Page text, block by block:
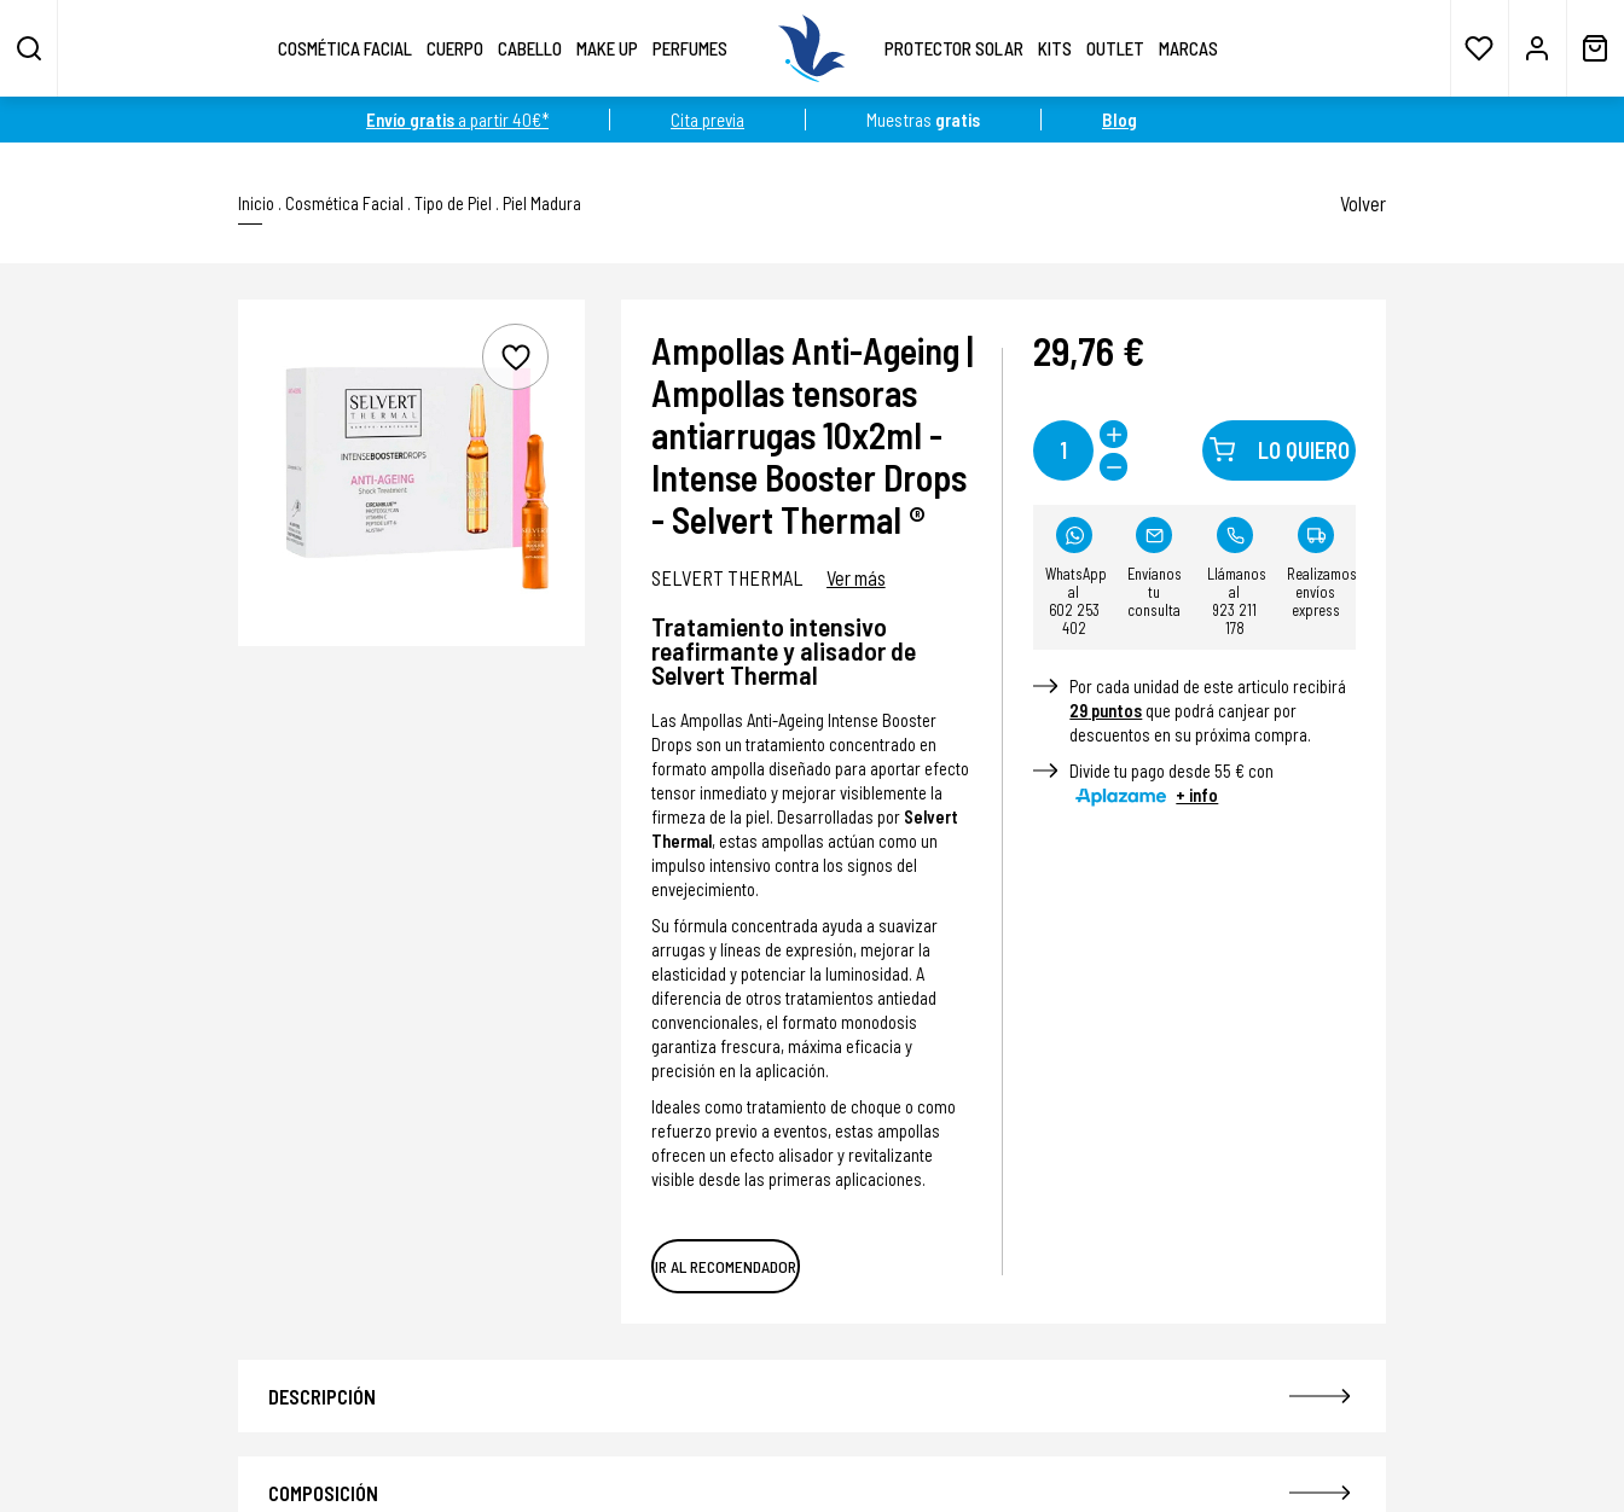
Envío gratis a partir 40€* Cita previa Muestras gratis Blog
COSMÉTICA FACIAL CUERPO CABELLO MAKE UP PERFUMES PROTECTOR SOLAR KITS OUTLET MARCAS
Inicio Cosmética Facial Tipo de Piel Piel Madura Volver
Ampollas Anti-Ageing |
Ampollas tensoras
antiarrugas 10x2ml -
Intense Booster Drops
- Selvert Thermal ®
SELVERT THERMAL Ver más
Tratamiento intensivo
reafirmante y alisador de
Selvert Thermal
Las Ampollas Anti-Ageing Intense Booster
Drops son un tratamiento concentrado en
formato ampolla diseñado para aportar efecto
tensor inmediato y mejorar visiblemente la
firmeza de la piel. Desarrolladas por Selvert
Thermal, estas ampollas actúan como un
impulso intensivo contra los signos del
envejecimiento.
Su fórmula concentrada ayuda a suavizar
arrugas y líneas de expresión, mejorar la
elasticidad y potenciar la luminosidad. A
diferencia de otros tratamientos antiedad
convencionales, el formato monodosis
garantiza frescura, máxima eficacia y
precisión en la aplicación.
Ideales como tratamiento de choque o como
refuerzo previo a eventos, estas ampollas
ofrecen un efecto alisador y revitalizante
visible desde las primeras aplicaciones.
IR AL RECOMENDADOR
29,76 €
1 LO QUIERO
WhatsApp
al
602 253
402
Envíanos
tu
consulta
Llámanos
al
923 211
178
Realizamos
envíos
express
Por cada unidad de este articulo recibirá
29 puntos que podrá canjear por
descuentos en su próxima compra.
Divide tu pago desde 55 € con
+ info
DESCRIPCIÓN
COMPOSICIÓN